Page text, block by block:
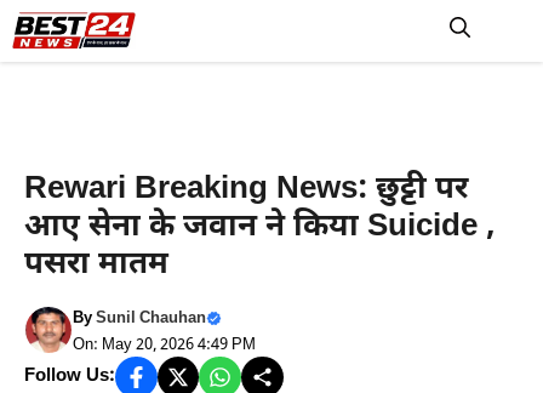
Skip
to
Rewari Breaking News: छुट्टी पर
आए सेना के जवान ने किया Suicide ,
पसरा मातम
BySunil Chauhan
On: May 20, 2026 4:49 PM
Follow Us: